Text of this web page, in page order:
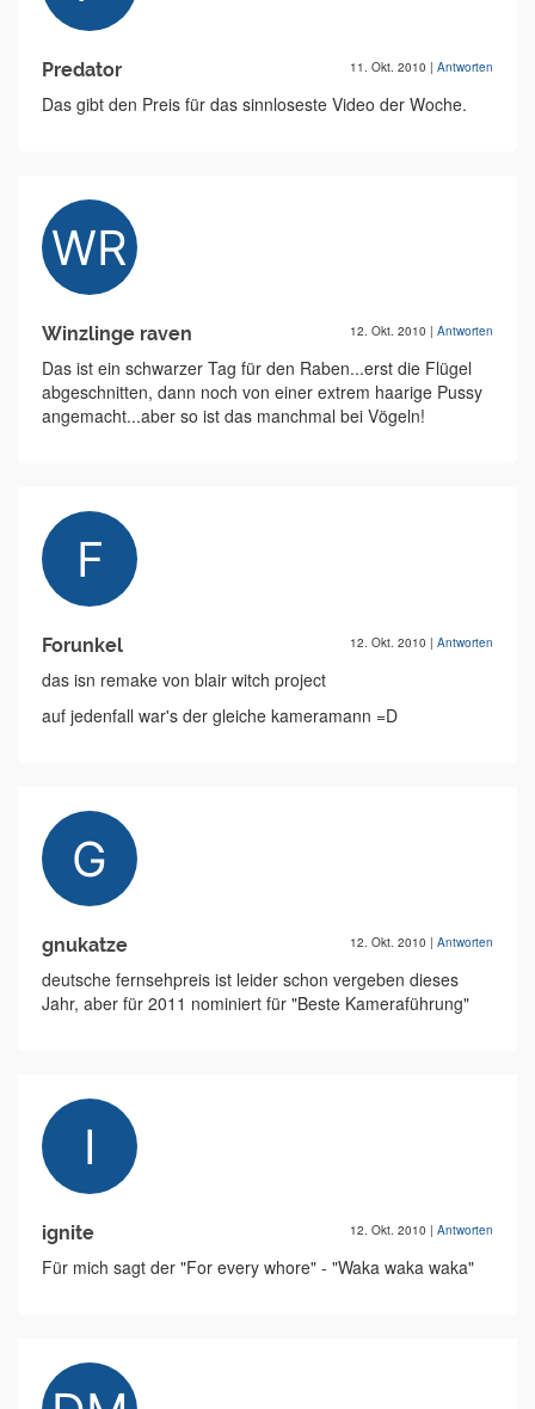
Predator 11. Okt. 2010 | Antworten
Das gibt den Preis für das sinnloseste Video der Woche.
Winzlinge raven 12. Okt. 2010 | Antworten
Das ist ein schwarzer Tag für den Raben...erst die Flügel
abgeschnitten, dann noch von einer extrem haarige Pussy
angemacht...aber so ist das manchmal bei Vögeln!
Forunkel 12. Okt. 2010 | Antworten
das isn remake von blair witch project
auf jedenfall war's der gleiche kameramann =D
gnukatze 12. Okt. 2010 | Antworten
deutsche fernsehpreis ist leider schon vergeben dieses
Jahr, aber für 2011 nominiert für "Beste Kameraführung"
ignite 12. Okt. 2010 | Antworten
Für mich sagt der "For every whore" - "Waka waka waka"